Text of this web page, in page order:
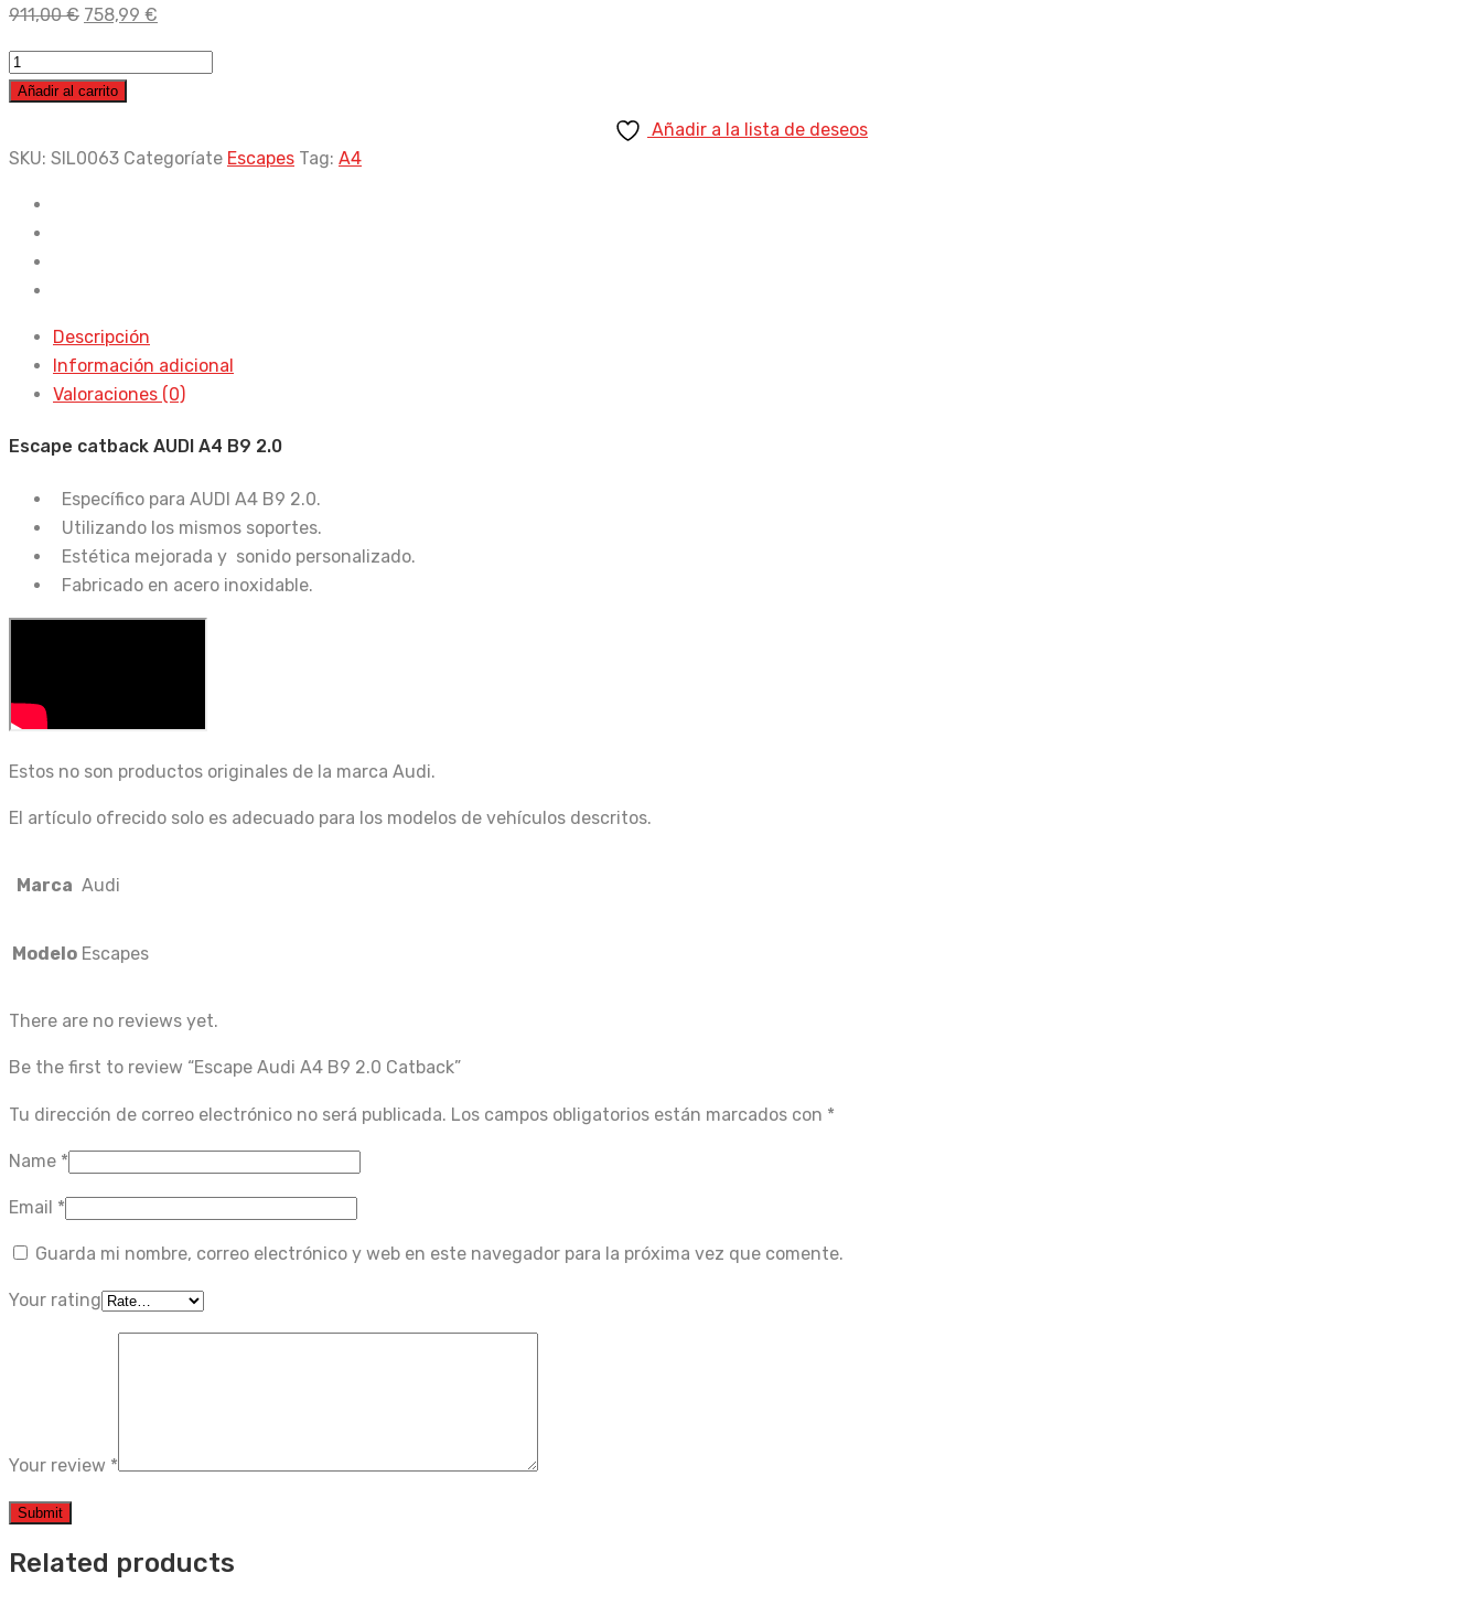
911,00€ El
original
era:
758,99 €
actual
Escape
Audi
B9
Catback
cantidad
Añadir al carrito
Añadir a la lista de deseos
SKU: SIL0063 Categoríate Escapes Tag: A4
Descripción
Información adicional
Valoraciones (0)
Escape catback AUDI A4 B9 2.0
Específico para AUDI A4 B9 2.0.
Utilizando los mismos soportes.
Estética mejorada y sonido personalizado.
Fabricado en acero inoxidable.
Estos no son productos originales de la marca Audi.
El artículo ofrecido solo es adecuado para los modelos de vehículos descritos.
Marca Audi
Modelo Escapes
There are no reviews yet.
Be the first to review “Escape Audi A4 B9 2.0 Catback”
Tu dirección de correo electrónico no será publicada. Los campos obligatorios están marcados con *
Name *
Email *
Guarda mi nombre, correo electrónico y web en este navegador para la próxima vez que comente.
Your rating
Your review *
Related products